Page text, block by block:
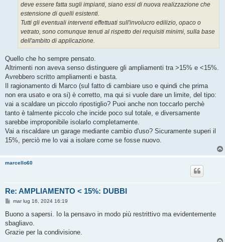
deve essere fatta sugli impianti, siano essi di nuova realizzazione che
estensione di quelli esistenti.
Tutti gli eventuali interventi effettuati sull'involucro edilizio, opaco o
vetrato, sono comunque tenuti al rispetto dei requisiti minimi, sulla base
dell'ambito di applicazione.
Quello che ho sempre pensato.
Altrimenti non aveva senso distinguere gli ampliamenti tra >15% e <15%.
Avrebbero scritto ampliamenti e basta.
Il ragionamento di Marco (sul fatto di cambiare uso e quindi che prima
non era usato e ora si) è corretto, ma qui si vuole dare un limite, del tipo:
vai a scaldare un piccolo ripostiglio? Puoi anche non toccarlo perchè
tanto è talmente piccolo che incide poco sul totale, e diversamente
sarebbe improponibile isolarlo completamente.
Vai a riscaldare un garage mediante cambio d'uso? Sicuramente superi il
15%, perciò me lo vai a isolare come se fosse nuovo.
marcello60
Re: AMPLIAMENTO < 15%: DUBBI
M
s
a
g
mar lug 16, 2024 16:19
Buono a sapersi. Io la pensavo in modo più restrittivo ma evidentemente
sbagliavo.
Grazie per la condivisione.